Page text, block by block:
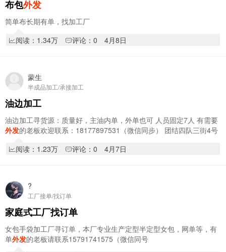
布包外发
简单布长期有单，找加工厂
阅读：1.34万
评论：0 4月8日
蒙生
半成品加工/承接加工
油边加工
油边加工寻货源：质量好，主油内单，外单也可 人员固定7人 有需要
外发的老板欢迎联系：18177897531（微信同步） 团结四队三街4号
阅读：1.23万
评论：0 4月7日
?
工厂接单/找订单
家庭式工厂找订单
女包手袋加工厂寻订单，本厂专业生产定型半定型女包，网单等，有
单外发的老板请联系15791741575（微信同号